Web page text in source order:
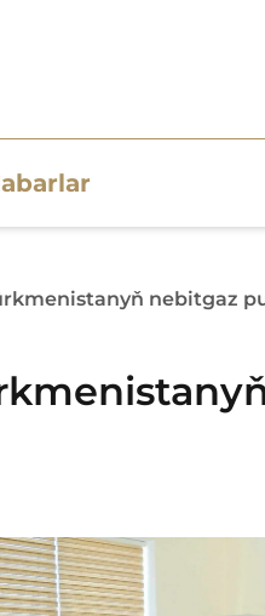
nebitgaz